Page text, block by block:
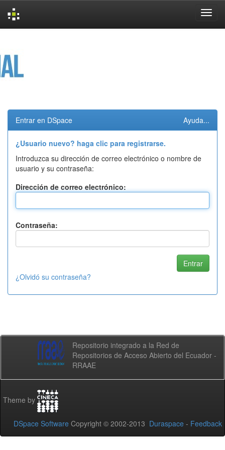
Entrar en DSpace Ayuda...
¿Usuario nuevo? haga clic para registrarse.
Introduzca su dirección de correo electrónico o nombre de
usuario y su contraseña:
Dirección de correo electrónico:
Contraseña:
¿Olvidó su contraseña?
Repositorio integrado a la Red de
Repositorios de Acceso Abierto del Ecuador -
RRAAE
Theme by
DSpace Software Copyright © 2002-2013 Duraspace - Feedback